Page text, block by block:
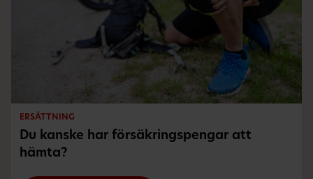
ERSÄTTNING
Du kanske har försäkringspengar att
hämta?